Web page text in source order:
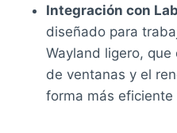
Integración con
diseñado para
Wayland ligero,
de ventanas y el
forma más eficiente